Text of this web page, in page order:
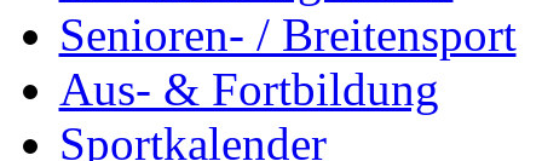
Senioren- / Breitensport
Aus- & Fortbildung
Sportkalender